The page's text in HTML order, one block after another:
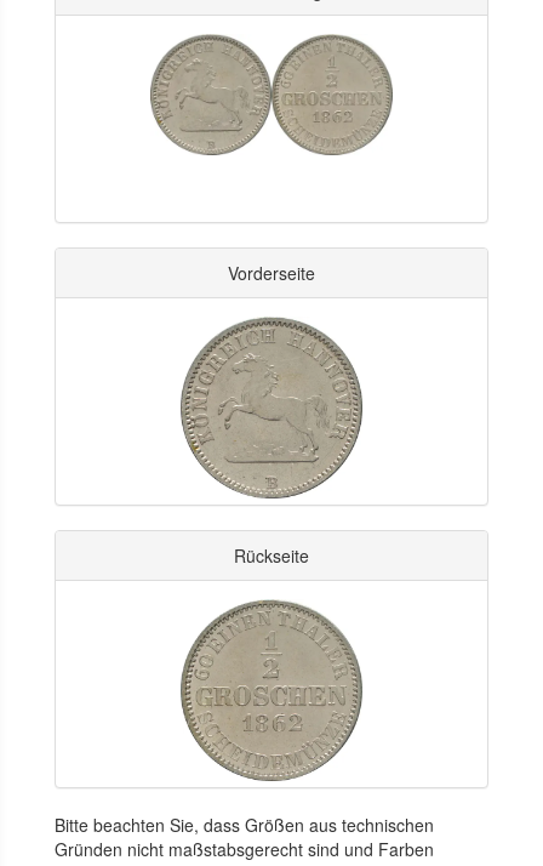
Vorderseite
Rückseite
Bitte beachten Sie, dass Größen aus technischen
Gründen nicht maßstabsgerecht sind und Farben